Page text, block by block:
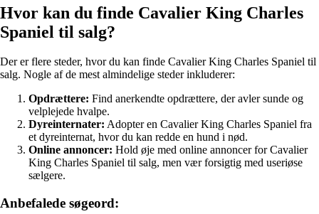
Hvor kan du finde Cavalier King Charles
Spaniel til salg?
Der er flere steder, hvor du kan finde Cavalier King Charles Spaniel til
salg. Nogle af de mest almindelige steder inkluderer:
Opdrættere: Find anerkendte opdrættere, der avler sunde og
velplejede hvalpe.
Dyreinternater: Adopter en Cavalier King Charles Spaniel fra
et dyreinternat, hvor du kan redde en hund i nød.
Online annoncer: Hold øje med online annoncer for Cavalier
King Charles Spaniel til salg, men vær forsigtig med useriøse
sælgere.
Anbefalede søgeord: